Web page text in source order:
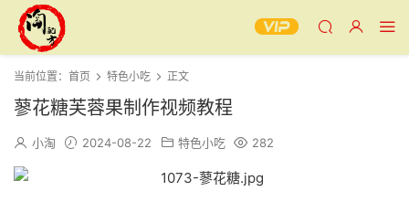
当前位置： 首页 特色小吃 正文
蓼花糖芙蓉果制作视频教程
小淘 2024-08-22 特色小吃 282